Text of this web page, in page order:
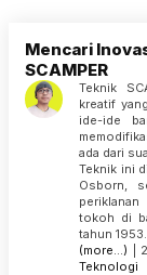
Mencari
SCAMPER
Teknik
kreatif
ide-ide
ada dari
Teknik ini
Osborn,
tokoh di
tahun 1953.
(more…) |
Teknologi